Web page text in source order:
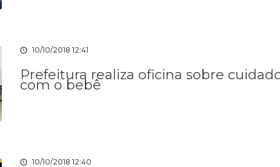
Gestão 2025-
202810/10/2018 12:41
Prefeitura realiza oficina sobre
com o bebê
10/10/2018 12:40